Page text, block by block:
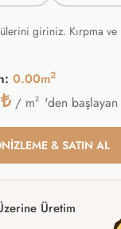
giriniz. Kırpma
0.00m2
₺ / m2 'den
& SATIN AL
Üretim